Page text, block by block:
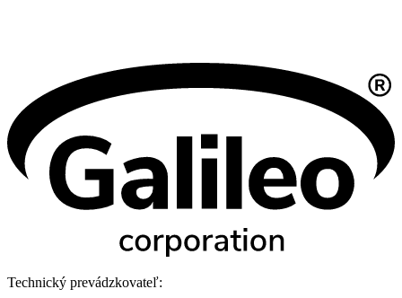
Technický prevádzkovateľ: